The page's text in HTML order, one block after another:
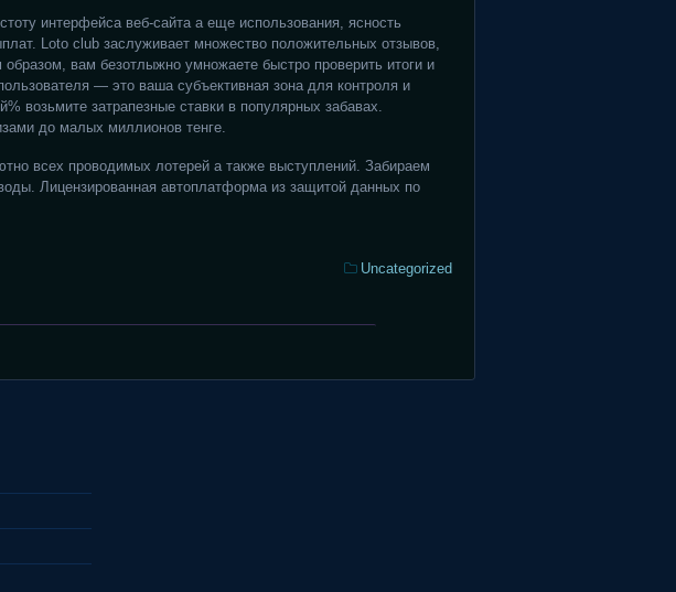
интерфейса веб-сайта а еще использования, ясность
Loto club заслуживает множество положительных отзывов,
вам безотлыжно умножаете быстро проверить итоги и
— это ваша субъективная зона для контроля и
возьмите затрапезные ставки в популярных забавах.
до малых миллионов тенге.
всех проводимых лотерей а также выступлений. Забираем
Лицензированная автоплатформа из защитой данных по
Categories:
Uncategorized
Мелбет